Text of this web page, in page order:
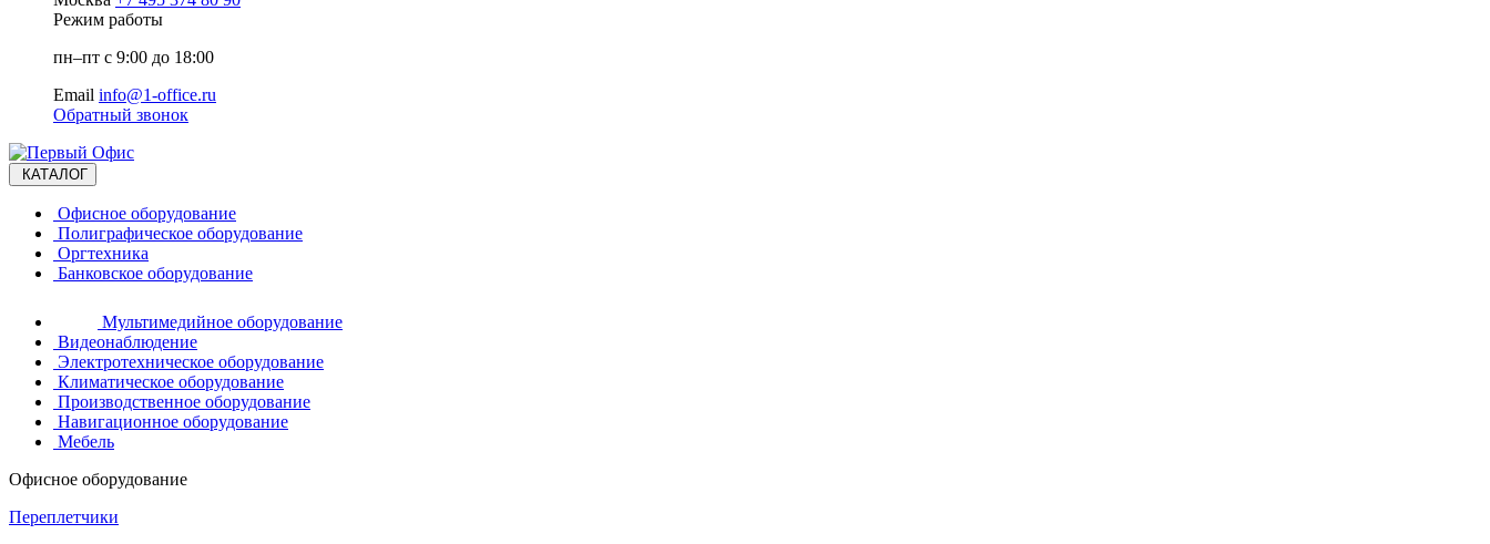
Режим работы
пн–пт с 9:00 до 18:00
Email info@1-office.ru
Обратный звонок
КАТАЛОГ
Офисное оборудование
Полиграфическое оборудование
Оргтехника
Банковское оборудование
Мультимедийное оборудование
Видеонаблюдение
Электротехническое оборудование
Климатическое оборудование
Производственное оборудование
Навигационное оборудование
Мебель
Офисное оборудование
Переплетчики